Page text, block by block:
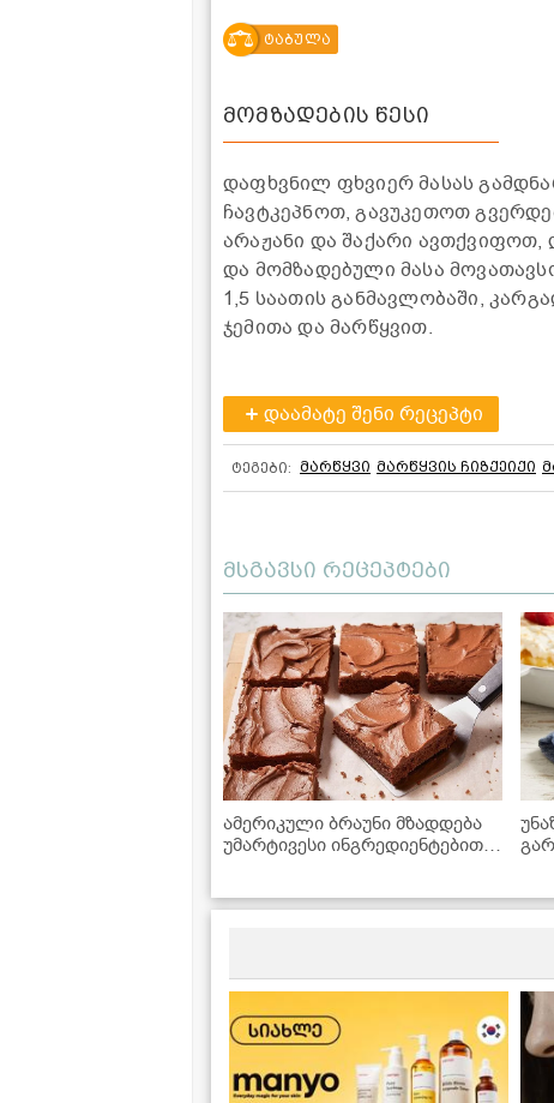
ტაბულა
მომზადების წესი
დაფხვნილ ფხვიერ მასას
ჩავტკეპნოთ, გავუკეთოთ
არაჟანი და შაქარი
და მომზადებული მასა
1,5 საათის განმავლობაში,
ჯემითა და მარწყვით.
დაამატე შენი რეცეპტი
ტეგები: მარწყვი მარწყვის ჩიზქეიქი
მსგავსი რეცეპტები
ამერიკული ბრაუნი მზადდება
უმარტივესი ინგრედიენტებით,